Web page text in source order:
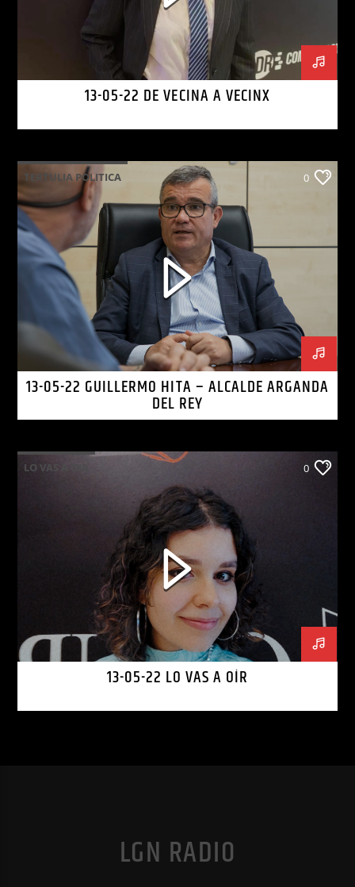
13-05-22 DE VECINA A VECINX
TERTULIA POLITICA 0
13-05-22 GUILLERMO HITA – ALCALDE ARGANDA
DEL REY
LO VAS A OIR 0
13-05-22 LO VAS A OÍR
LGN RADIO